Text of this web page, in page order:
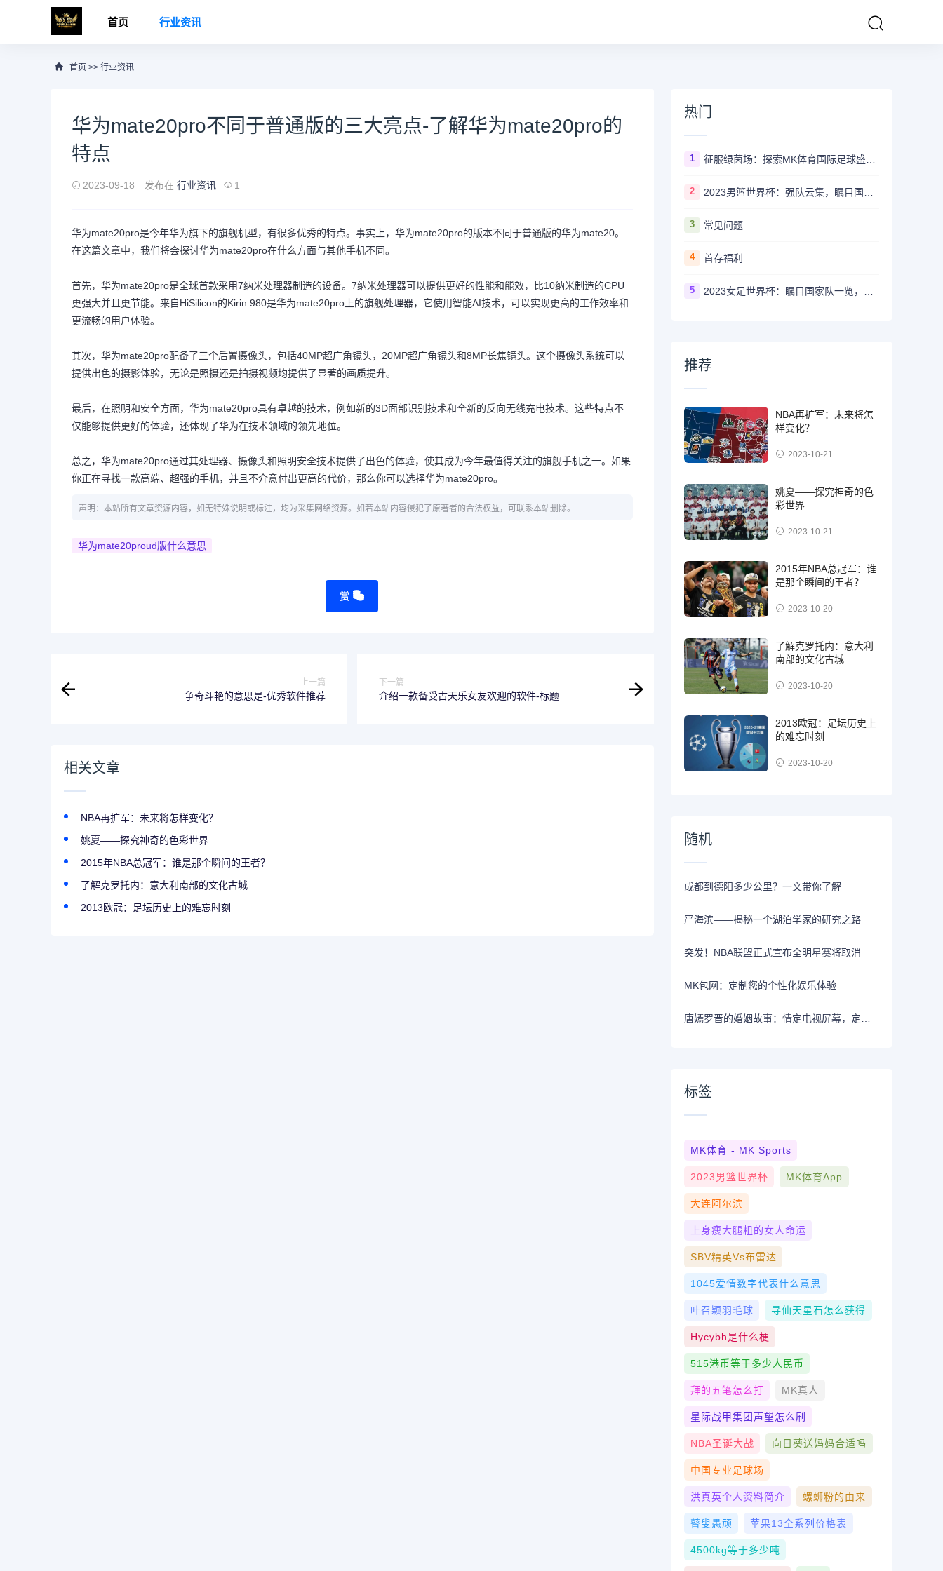
首页 行业资讯
首页 >> 行业资讯
华为mate20pro不同于普通版的三大亮点-了解华为mate20pro的
特点
2023-09-18 发布在 行业资讯 1
华为mate20pro是今年华为旗下的旗舰机型，有很多优秀的特点。事实上，华为mate20pro的版本不同于普通版的华为mate20。
在这篇文章中，我们将会探讨华为mate20pro在什么方面与其他手机不同。
首先，华为mate20pro是全球首款采用7纳米处理器制造的设备。7纳米处理器可以提供更好的性能和能效，比10纳米制造的CPU
更强大并且更节能。来自HiSilicon的Kirin 980是华为mate20pro上的旗舰处理器，它使用智能AI技术，可以实现更高的工作效率和
更流畅的用户体验。
其次，华为mate20pro配备了三个后置摄像头，包括40MP超广角镜头，20MP超广角镜头和8MP长焦镜头。这个摄像头系统可以
提供出色的摄影体验，无论是照摄还是拍摄视频均提供了显著的画质提升。
最后，在照明和安全方面，华为mate20pro具有卓越的技术，例如新的3D面部识别技术和全新的反向无线充电技术。这些特点不
仅能够提供更好的体验，还体现了华为在技术领域的领先地位。
总之，华为mate20pro通过其处理器、摄像头和照明安全技术提供了出色的体验，使其成为今年最值得关注的旗舰手机之一。如果
你正在寻找一款高端、超强的手机，并且不介意付出更高的代价，那么你可以选择华为mate20pro。
声明：本站所有文章资源内容，如无特殊说明或标注，均为采集网络资源。如若本站内容侵犯了原著者的合法权益，可联系本站删除。
华为mate20proud版什么意思
赏
上一篇
争奇斗艳的意思是-优秀软件推荐
下一篇
介绍一款备受古天乐女友欢迎的软件-标题
相关文章
NBA再扩军：未来将怎样变化？
姚夏——探究神奇的色彩世界
2015年NBA总冠军：谁是那个瞬间的王者？
了解克罗托内：意大利南部的文化古城
2013欧冠：足坛历史上的难忘时刻
热门
1 征服绿茵场：探索MK体育国际足球盛事的辉煌传奇
2
3 常见问题
4 首存福利
5
推荐
NBA再扩军：未来将怎
样变化？
2023-10-21
姚夏——探究神奇的色
彩世界
2023-10-21
2015年NBA总冠军：谁
是那个瞬间的王者？
2023-10-20
了解克罗托内：意大利
南部的文化古城
2023-10-20
2013欧冠：足坛历史上
的难忘时刻
2023-10-20
随机
成都到德阳多少公里？一文带你了解
严海滨——揭秘一个湖泊学家的研究之路
突发！NBA联盟正式宣布全明星赛将取消
MK包网：定制您的个性化娱乐体验
标签
MK体育 - MK Sports
2023男篮世界杯 MK体育App
大连阿尔滨
上身瘦大腿粗的女人命运
SBV精英vs布雷达
1045爱情数字代表什么意思
叶召颖羽毛球 寻仙天星石怎么获得
Hycybh是什么梗
515港币等于多少人民币
拜的五笔怎么打 MK真人
星际战甲集团声望怎么刷
NBA圣诞大战 向日葵送妈妈合适吗
中国专业足球场
洪真英个人资料简介 螺蛳粉的由来
瞽叟愚顽 苹果13全系列价格表
4500kg等于多少吨